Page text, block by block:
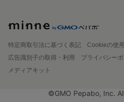
特定商取引法に基づく表記
Cookieの使
広告識別子の取得・利用
プライバシー
メディアキット
©GMO Pepabo, Inc.